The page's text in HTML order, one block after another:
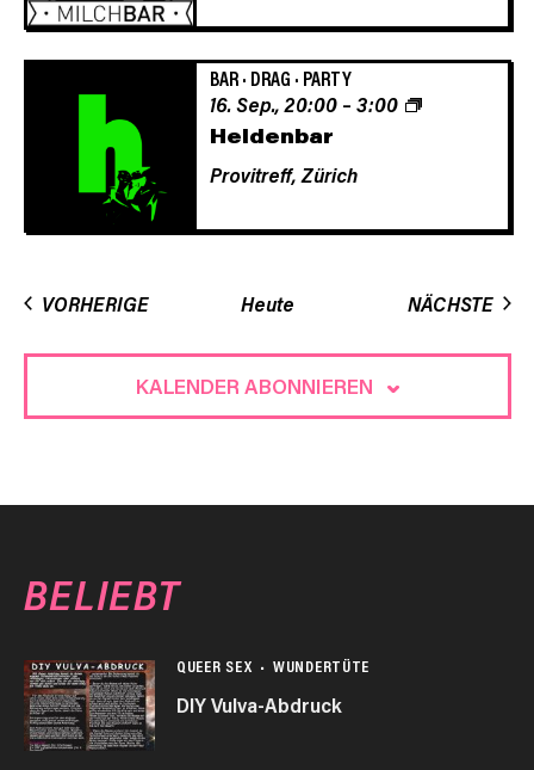
BAR· DRAG · PARTY
Heldenbar
16. Sep., 20:00– 3:00
Provitreff, Zürich
VORHERIGEVERANSTALTUNGEN
Heute NÄCHSTE
KALENDER ABONNIEREN
BELIEBT
QUEER SEX WUNDERTÜTE
DIY Vulva-Abdruck